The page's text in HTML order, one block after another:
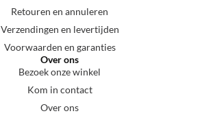
Retouren en annuleren
Verzendingen en levertijden
Voorwaarden en garanties
Over ons
Bezoek onze winkel
Kom in contact
Over ons